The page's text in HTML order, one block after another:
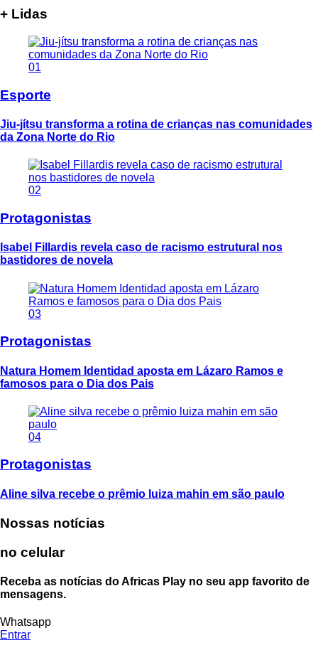
+ Lidas
01
Esporte
Jiu-jítsu transforma a rotina de crianças nas comunidades
da Zona Norte do Rio
02
Protagonistas
Isabel Fillardis revela caso de racismo estrutural nos
bastidores de novela
03
Protagonistas
Natura Homem Identidad aposta em Lázaro Ramos e
famosos para o Dia dos Pais
04
Protagonistas
Aline silva recebe o prêmio luiza mahin em são paulo
Nossas notícias
no celular
Receba as notícias do Africas Play no seu app favorito de
mensagens.
Whatsapp
Entrar